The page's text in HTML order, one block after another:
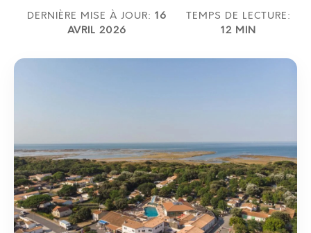
DERNIÈRE MISE À JOUR: 16
AVRIL 2026
TEMPS DE LECTURE:
12 MIN